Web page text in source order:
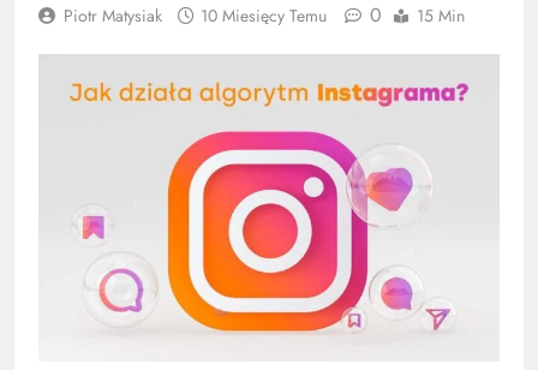
Piotr Matysiak 10 Miesięcy Temu 0 15 Min